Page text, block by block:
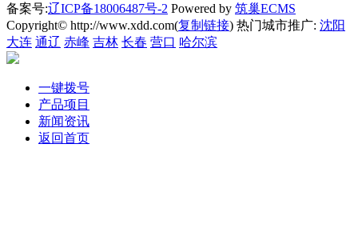
备案号:辽ICP备18006487号-2 Powered by 筑巢ECMS
Copyright© http://www.xdd.com(复制链接) 热门城市推广: 沈阳
大连 通辽 赤峰 吉林 长春 营口 哈尔滨
一键拨号
产品项目
新闻资讯
返回首页